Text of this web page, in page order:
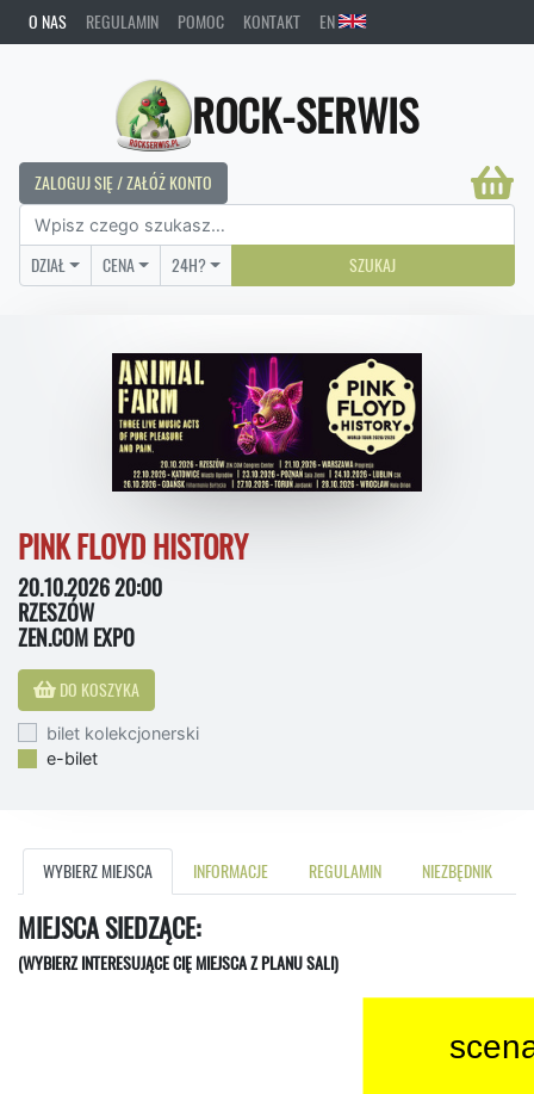
O NAS REGULAMIN POMOC KONTAKT EN
ROCK-SERWIS
ZALOGUJ SIĘ / ZAŁÓŻ KONTO
DZIAŁ CENA 24H? SZUKAJ
PINK FLOYD HISTORY
20.10.2026 20:00
RZESZÓW
ZEN.COM EXPO
DO KOSZYKA
bilet kolekcjonerski
e-bilet
WYBIERZ MIEJSCA INFORMACJE REGULAMIN NIEZBĘDNIK
MIEJSCA SIEDZĄCE:
(WYBIERZ INTERESUJĄCE CIĘ MIEJSCA Z PLANU SALI)